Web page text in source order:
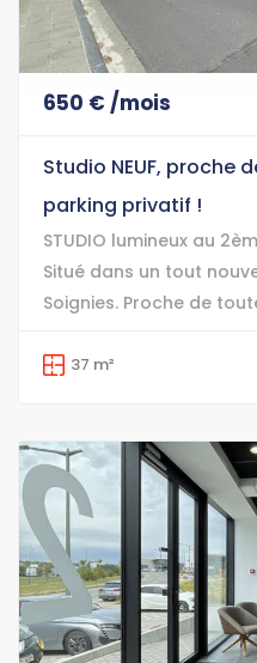
650 € /mois
Studio NEUF, proche
parking privatif !
STUDIO lumineux au
Situé dans un tout
Soignies. Proche de
37 m²